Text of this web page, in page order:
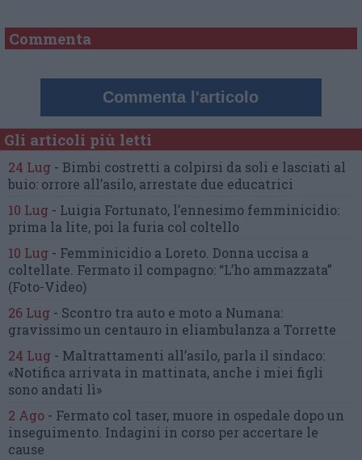
Commenta
Commenta l'articolo
Gli articoli più letti
24 Lug - Bimbi costretti a colpirsi da soli e lasciati al
buio: orrore all’asilo, arrestate due educatrici
10 Lug - Luigia Fortunato, l’ennesimo femminicidio:
prima la lite, poi la furia col coltello
10 Lug - Femminicidio a Loreto. Donna uccisa a
coltellate. Fermato il compagno: “L’ho ammazzata”
(Foto-Video)
26 Lug - Scontro tra auto e moto a Numana:
gravissimo un centauro in eliambulanza a Torrette
24 Lug - Maltrattamenti all’asilo, parla il sindaco:
«Notifica arrivata in mattinata, anche i miei figli
sono andati lì»
2 Ago - Fermato col taser, muore in ospedale dopo un
inseguimento. Indagini in corso per accertare le
cause